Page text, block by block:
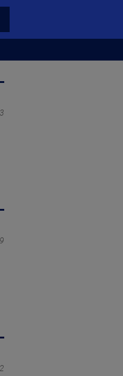
CATEGORIILE